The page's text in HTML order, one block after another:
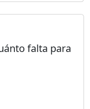
falta para